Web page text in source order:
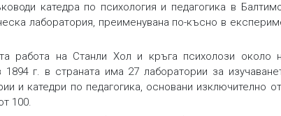
катедра по психология и педагогика в
лаборатория, преименувана по-късно в
работа на Станли Хол и кръга психолози около
г. в страната има 27 лаборатории за
и катедри по педагогика, основани изключително
100.